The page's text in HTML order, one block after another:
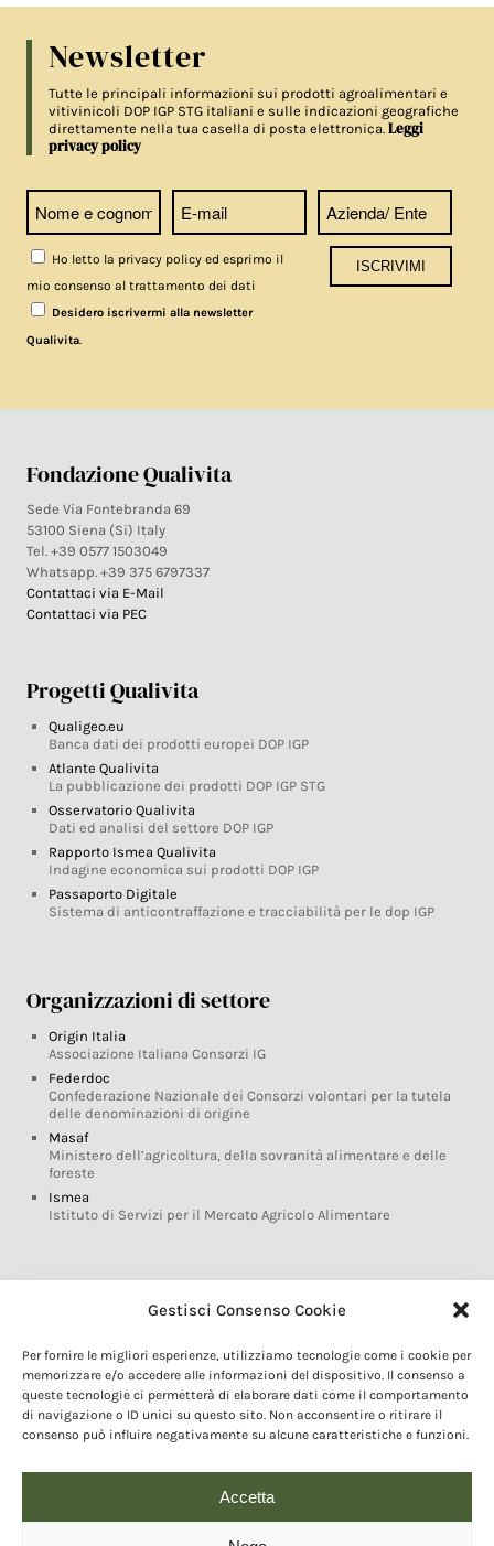
Gestisci Consenso Cookie
Per fornire le migliori esperienze, utilizziamo tecnologie come i cookie per
memorizzare e/o accedere alle informazioni del dispositivo. Il consenso a
queste tecnologie ci permetterà di elaborare dati come il comportamento
di navigazione o ID unici su questo sito. Non acconsentire o ritirare il
consenso può influire negativamente su alcune caratteristiche e funzioni.
Accetta
Newsletter
Tutte le principali informazioni sui prodotti agroalimentari e
vitivinicoli DOP IGP STG italiani e sulle indicazioni geografiche
direttamente nella tua casella di posta elettronica.Leggi
privacy policy
Ho letto la privacy policy ed esprimo il
mio consenso al trattamento dei dati
Desidero iscrivermi alla newsletter
Qualivita.
Fondazione Qualivita
Sede Via Fontebranda 69
53100 Siena (Si) Italy
Tel. +39 0577 1503049
Whatsapp. +39 375 6797337
Contattaci via E-Mail
Contattaci via PEC
Progetti Qualivita
Qualigeo.eu
Banca dati dei prodotti europei DOP IGP
Atlante Qualivita
La pubblicazione dei prodotti DOP IGP STG
Osservatorio Qualivita
Dati ed analisi del settore DOP IGP
Rapporto Ismea Qualivita
Indagine economica sui prodotti DOP IGP
Passaporto Digitale
Sistema di anticontraffazione e tracciabilità per le dop IGP
Organizzazioni di settore
Origin Italia
Associazione Italiana Consorzi IG
Federdoc
Confederazione Nazionale dei Consorzi volontari per la tutela
delle denominazioni di origine
Masaf
Ministero dell’agricoltura, della sovranità alimentare e delle
foreste
Ismea
Istituto di Servizi per il Mercato Agricolo Alimentare
Glossario DOP IGP
Marchi DOP IGP
Normativa prodotti DOP IGP
Consorzi di Tutela
Farm To Fork e prodotti DOP IGP